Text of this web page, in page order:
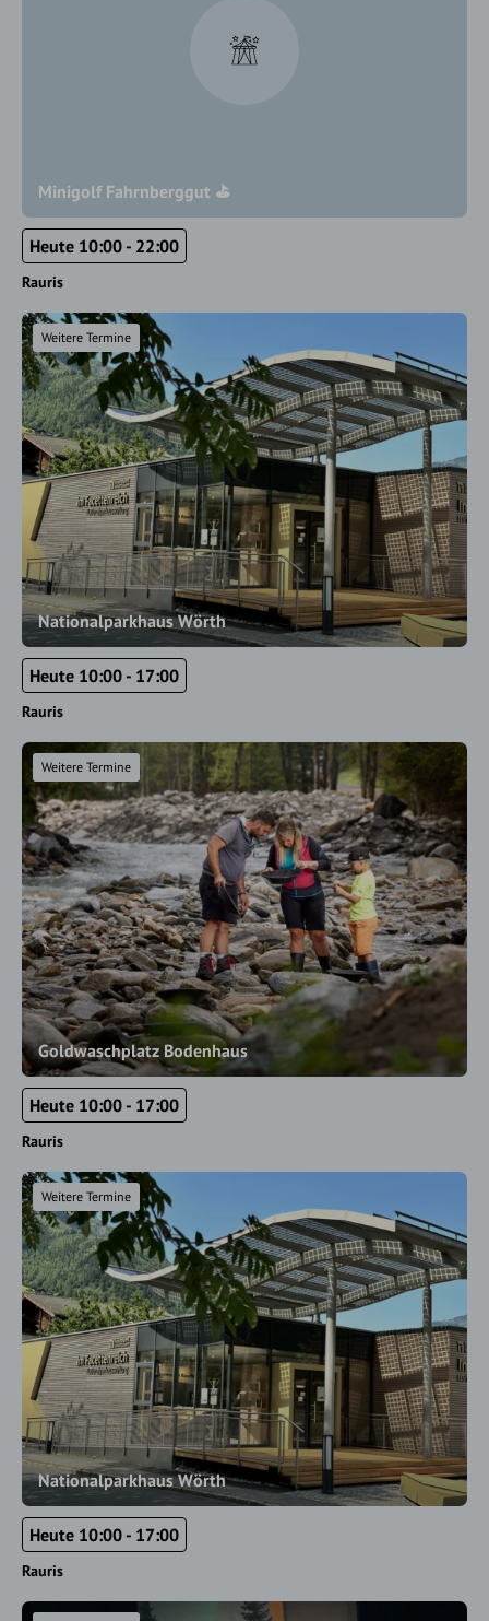
Minigolf Fahrnberggut ⛳
Heute 10:00 - 22:00
Rauris
Nationalparkhaus Wörth
Weitere Termine
Heute 10:00 - 17:00
Rauris
Goldwaschplatz Bodenhaus
Weitere Termine
Heute 10:00 - 17:00
Rauris
Nationalparkhaus Wörth
Weitere Termine
Heute 10:00 - 17:00
Rauris